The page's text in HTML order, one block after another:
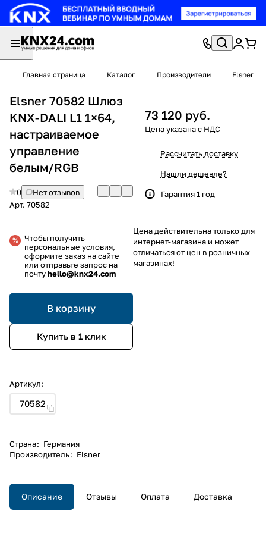
Главная страница Каталог Производители Elsner
Elsner 70582 Шлюз
KNX-DALI L1 1×64,
настраиваемое
управление
белым/RGB
0
Нет отзывов
Арт. 70582
Чтобы получить
персональные условия,
оформите заказ на сайте
или отправьте запрос на
почтуhello@knx24.com
В корзину
Купить в 1 клик
Артикул:
70582
Страна: Германия
Производитель: Elsner
73 120 руб.
Рассчитать доставку
Нашли дешевле?
Гарантия 1 год
Цена действительна только для
интернет-магазина и может
отличаться от цен в розничных
магазинах!
Описание Отзывы Оплата Доставка